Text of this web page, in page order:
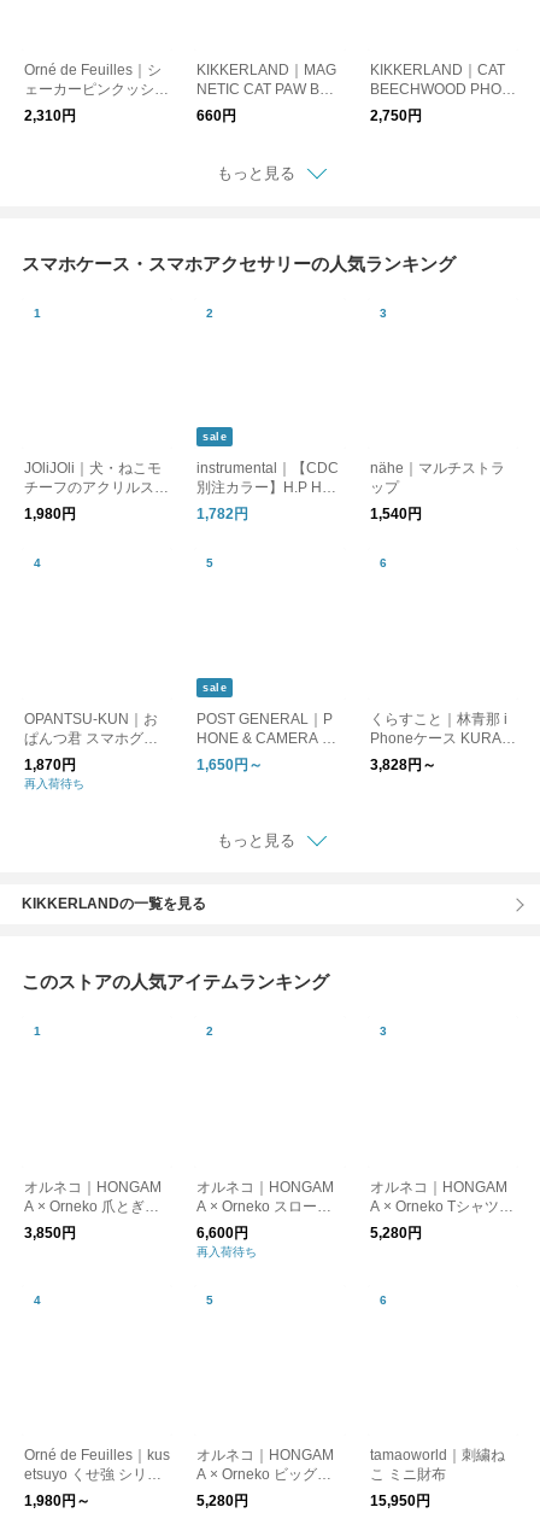
Orné de Feuilles｜シ
ェーカーピンクッショ
ン
2,310円
KIKKERLAND｜MAG
NETIC CAT PAW BOO
KMARKS（ブックマ
ーク4個セット）
660円
KIKKERLAND｜CAT
BEECHWOOD PHON
E STAND（猫のスマ
ートフォンスタンド）
2,750円
もっと見る
スマホケース・スマホアクセサリーの人気ランキング
JOliJOli｜犬・ねこモ
チーフのアクリルスマ
ホグリップ / スマホス
タンド [ゆうパケット
1,980円
sale
instrumental｜【CDC
別注カラー】H.P HAN
D STRAP/スマホ用ハ
ンドストラップ
1,782円
nähe｜マルチストラ
ップ
1,540円
OPANTSU-KUN｜お
ぱんつ君 スマホグリ
ップ スマホアクセサ
リー キャラクターグ
ッズ 雑貨 sp-grip おぱ
1,870円
再入荷待ち
sale
POST GENERAL｜P
HONE & CAMERA SH
OULDER STRAP / フ
ォーン＆カメラ ショ
1,650円～
くらすこと｜林青那 i
Phoneケース KURAS
UKOTO グレー【受注
生産・同梱不可】
3,828円～
もっと見る
KIKKERLANDの一覧を見る
このストアの人気アイテムランキング
オルネコ｜HONGAM
A × Orneko 爪とぎネ
コハウス
3,850円
オルネコ｜HONGAM
A × Orneko スローケ
ット
6,600円
再入荷待ち
オルネコ｜HONGAM
A × Orneko Tシャツ／
CATS ARE THE BEST
5,280円
Orné de Feuilles｜kus
etsuyo くせ強 シリー
ズ（ポーチ）
1,980円～
オルネコ｜HONGAM
A × Orneko ビッグシ
ルエットTシャツ
5,280円
tamaoworld｜刺繍ね
こ ミニ財布
15,950円